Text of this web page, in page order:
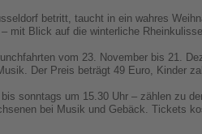
betritt, taucht in ein wahres
mit Blick auf die winterliche
vom 23. November bis 21.
Der Preis beträgt 49 Euro, Kinder
sonntags um 15.30 Uhr – zählen zu
bei Musik und Gebäck. Tickets